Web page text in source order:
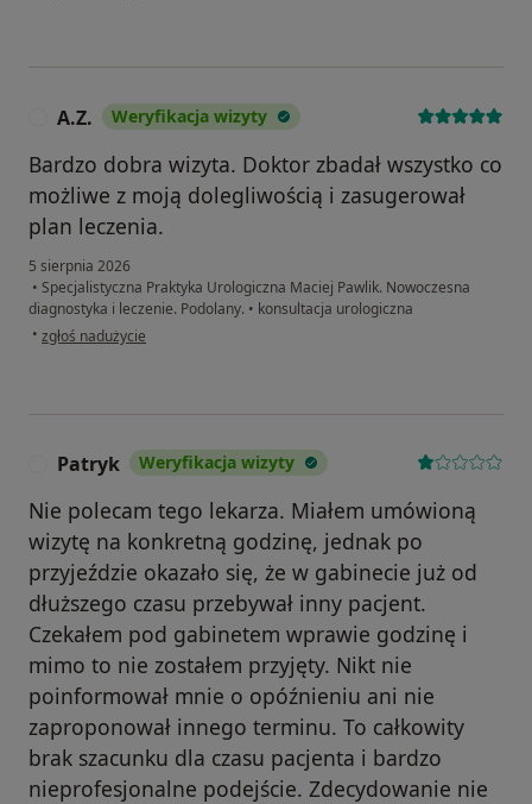
A.Z. Weryfikacja wizyty
Bardzo dobra wizyta. Doktor zbadał wszystko co
możliwe z moją dolegliwością i zasugerował
plan leczenia.
5 sierpnia 2026
• Specjalistyczna Praktyka Urologiczna Maciej Pawlik. Nowoczesna
diagnostyka i leczenie. Podolany. • konsultacja urologiczna
• w opinii użytkownika A.Z.
zgłoś nadużycie
Patryk Weryfikacja wizyty
Nie polecam tego lekarza. Miałem umówioną
wizytę na konkretną godzinę, jednak po
przyjeździe okazało się, że w gabinecie już od
dłuższego czasu przebywał inny pacjent.
Czekałem pod gabinetem wprawie godzinę i
mimo to nie zostałem przyjęty. Nikt nie
poinformował mnie o opóźnieniu ani nie
zaproponował innego terminu. To całkowity
brak szacunku dla czasu pacjenta i bardzo
nieprofesjonalne podejście. Zdecydowanie nie